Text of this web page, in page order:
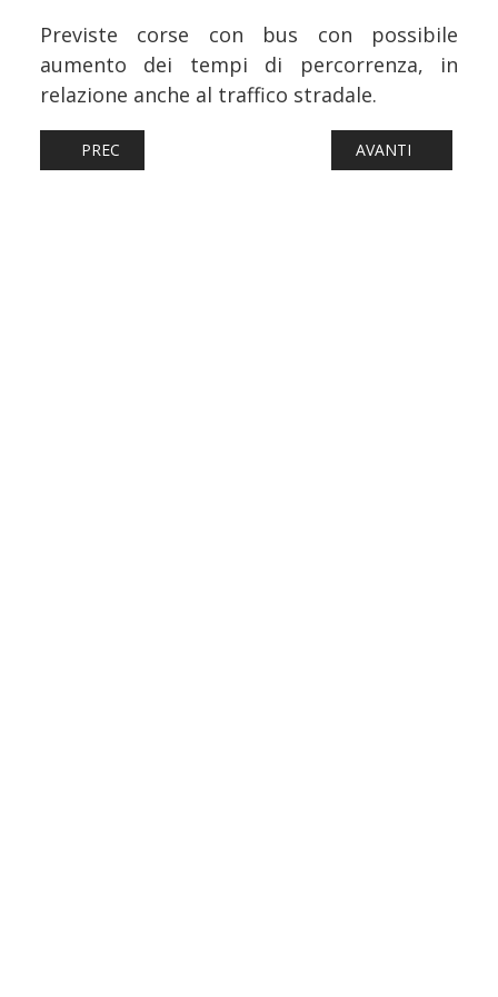
Previste corse con bus con possibile
aumento dei tempi di percorrenza, in
relazione anche al traffico stradale.
ARTICOLO PRECEDENTE: FERROVIE: DI COSA SI È
PREC ARTICOLO
AVANTI